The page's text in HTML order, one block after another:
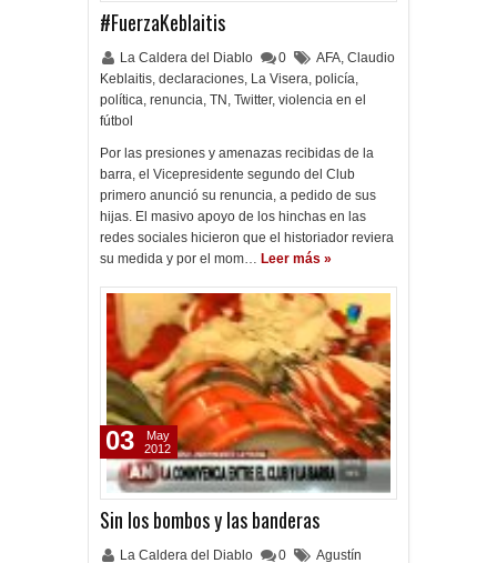
#FuerzaKeblaitis
La Caldera del Diablo 0 AFA, Claudio
Keblaitis, declaraciones, La Visera, policía,
política, renuncia, TN , Twitter, violencia en el
fútbol
Por las presiones y amenazas recibidas de la
barra, el Vicepresidente segundo del Club
primero anunció su renuncia, a pedido de sus
hijas. El masivo apoyo de los hinchas en las
redes sociales hicieron que el historiador reviera
su medida y por el mom… Leer más »
Sin los bombos y las banderas
La Caldera del Diablo 0
Agustín
03
May
2012